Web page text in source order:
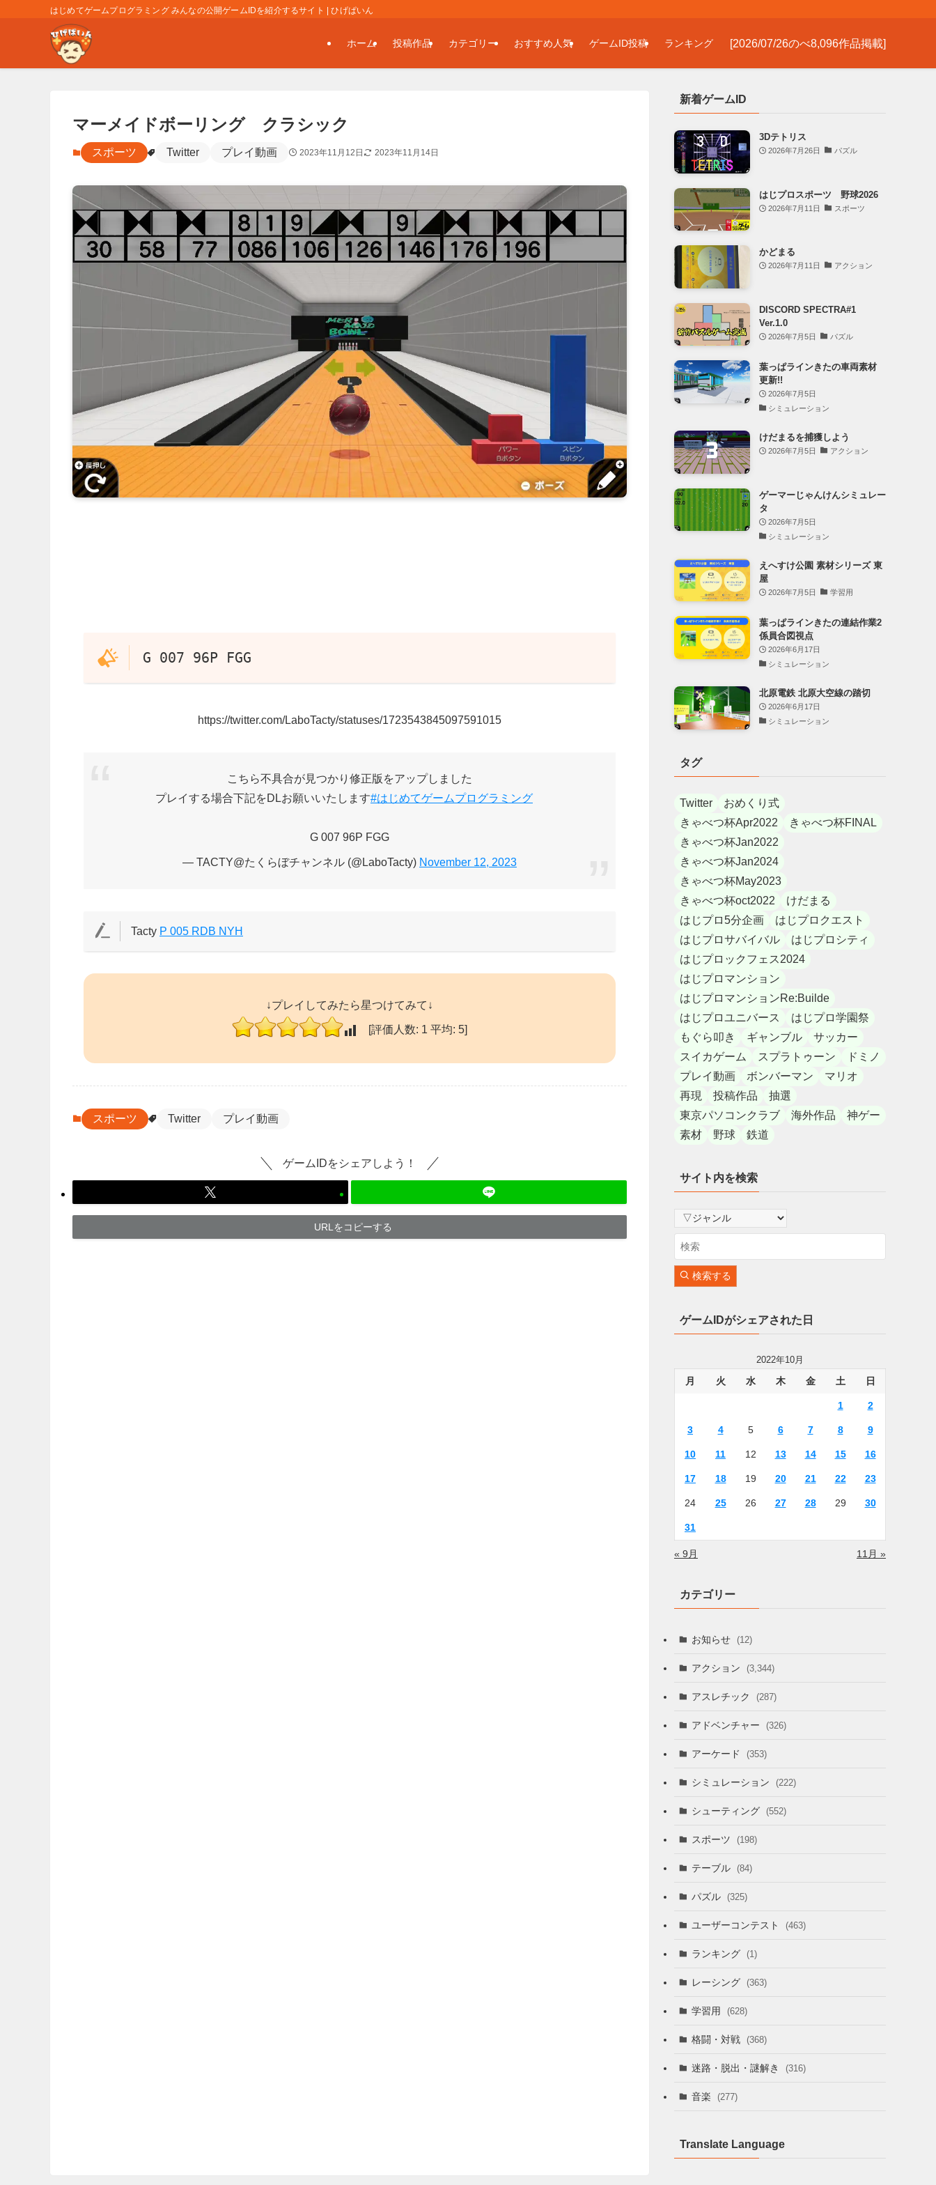
はじめてゲームプログラミング みんなの公開ゲームIDを紹介するサイト | ひげぱいん
ホーム 投稿作品 カテゴリー おすすめ人気 ゲームID投稿 ランキング [2026/07/26のべ8,096作品掲載]
マーメイドボーリング クラシック
スポーツ Twitter プレイ動画 2023年11月12日 2023年11月14日
G 007 96P FGG
https://twitter.com/LaboTacty/statuses/1723543845097591015
こちら不具合が見つかり修正版をアップしました
プレイする場合下記をDLお願いいたします#はじめてゲームプログラミング
G 007 96P FGG
— TACTY@たくらぼチャンネル (@LaboTacty) November 12, 2023
Tacty P 005 RDB NYH
↓プレイしてみたら星つけてみて↓
[評価人数: 1 平均: 5]
スポーツ Twitter プレイ動画
ゲームIDをシェアしよう！
URLをコピーする
新着ゲームID
3Dテトリス
2026年7月26日 パズル
はじプロスポーツ 野球2026
2026年7月11日 スポーツ
かどまる
2026年7月11日 アクション
DISCORD SPECTRA#1
Ver.1.0
2026年7月5日 パズル
葉っぱラインきたの車両素材
更新!!
2026年7月5日
シミュレーション
けだまるを捕獲しよう
2026年7月5日 アクション
ゲーマーじゃんけんシミュレー
タ
2026年7月5日
シミュレーション
えへすけ公園 素材シリーズ 東
屋
2026年7月5日 学習用
葉っぱラインきたの連結作業2
係員合図視点
2026年6月17日
シミュレーション
北原電鉄 北原大空線の踏切
2026年6月17日
シミュレーション
タグ
Twitter
おめくり式
きゃべつ杯Apr2022
きゃべつ杯FINAL
きゃべつ杯Jan2022
きゃべつ杯Jan2024
きゃべつ杯May2023
きゃべつ杯oct2022
けだまる
はじプロ5分企画
はじプロクエスト
はじプロサバイバル
はじプロシティ
はじプロックフェス2024
はじプロマンション
はじプロマンションRe:Builde
はじプロユニバース
はじプロ学園祭
もぐら叩き
ギャンブル
サッカー
スイカゲーム
スプラトゥーン
ドミノ
プレイ動画
ボンバーマン
マリオ
再現
投稿作品
抽選
東京パソコンクラブ
海外作品
神ゲー
素材
野球 鉄道
サイト内を検索
検索する
ゲームIDがシェアされた日
2022年10月
月 火 水 木 金 土 日
1 2
3 4 5 6 7 8 9
10 11 12 13 14 15 16
17 18 19 20 21 22 23
24 25 26 27 28 29 30
31
« 9月 11月 »
カテゴリー
お知らせ (12)
アクション (3,344)
アスレチック (287)
アドベンチャー (326)
アーケード (353)
シミュレーション (222)
シューティング (552)
スポーツ (198)
テーブル (84)
パズル (325)
ユーザーコンテスト (463)
ランキング (1)
レーシング (363)
学習用 (628)
格闘・対戦 (368)
迷路・脱出・謎解き (316)
音楽 (277)
Translate Language